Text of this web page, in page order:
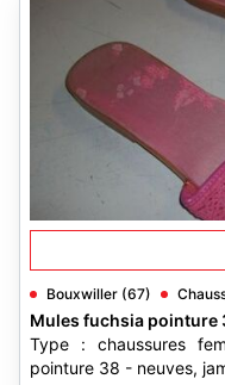
Bouxwiller (67)
Mules fuchsia pointure
Type : chaussures
pointure 38 - neuves,